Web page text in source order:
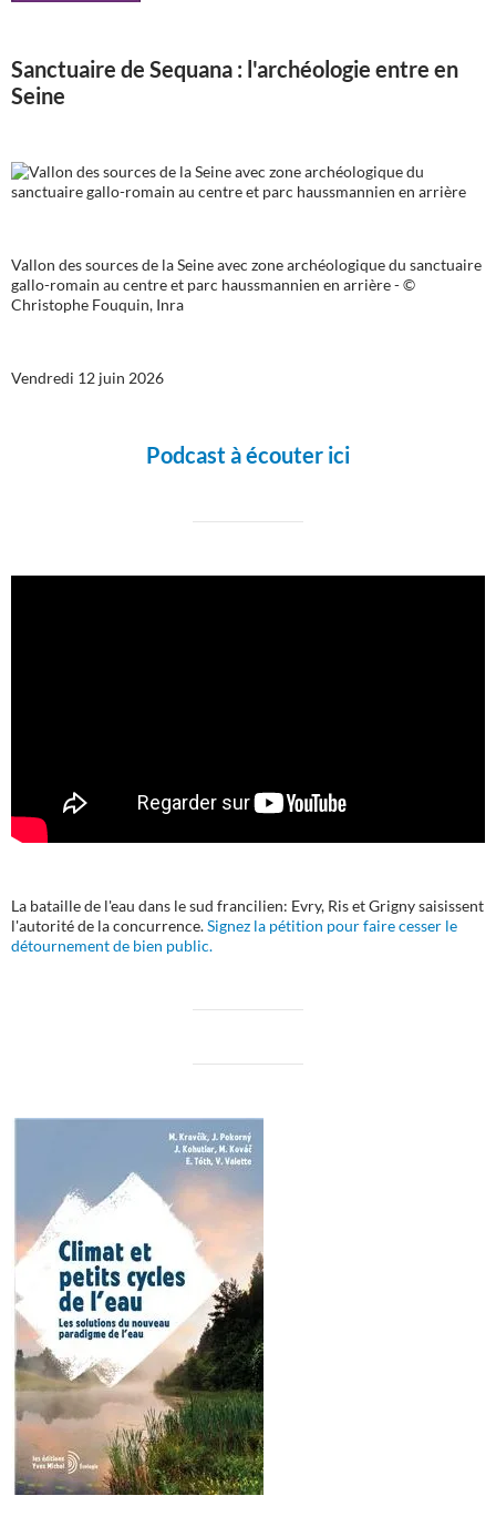
Sanctuaire de Sequana : l'archéologie entre en
Seine
Vallon des sources de la Seine avec zone archéologique du sanctuaire
gallo-romain au centre et parc haussmannien en arrière - ©
Christophe Fouquin, Inra
Vendredi 12 juin 2026
Podcast à écouter ici
La bataille de l'eau dans le sud francilien: Evry, Ris et Grigny saisissent
l'autorité de la concurrence.Signez la pétition pour faire cesser le
détournement de bien public.